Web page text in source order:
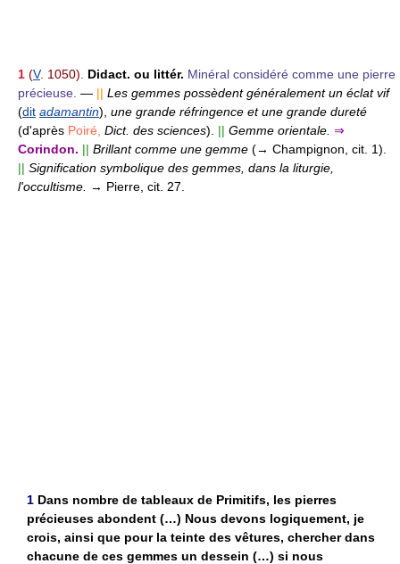
1 (V. 1050). Didact. ou littér. Minéral considéré comme une pierre
précieuse. — || Les gemmes possèdent généralement un éclat vif
(dit adamantin), une grande réfringence et une grande dureté
(d'après Poiré, Dict. des sciences). || Gemme orientale. ⇒
Corindon. || Brillant comme une gemme (→ Champignon, cit. 1).
|| Signification symbolique des gemmes, dans la liturgie,
l'occultisme.
→ Pierre, cit. 27.
1 Dans nombre de tableaux de Primitifs, les pierres
précieuses abondent (…) Nous devons logiquement, je
crois, ainsi que pour la teinte des vêtures, chercher dans
chacune de ces gemmes un dessein (…) si nous